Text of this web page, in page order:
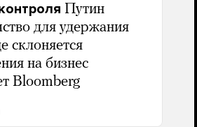
Путин
для удержания
склоняется
на бизнес
Bloomberg